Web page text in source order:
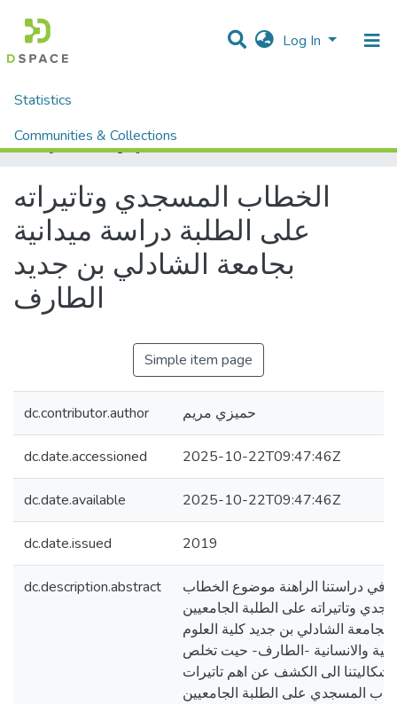
Log In
Statistics
Communities & Collections
Home
الخطاب المسجدي وتاتيراته على الطلبة دراسة ميدانية بجامعة الشادلي بن جديد الطارف
الخطاب المسجدي وتاتيراته
على الطلبة دراسة ميدانية
بجامعة الشادلي بن جديد
الطارف
Simple item page
dc.contributor.author حميزي مريم
dc.date.accessioned 2025-10-22T09:47:46Z
dc.date.available 2025-10-22T09:47:46Z
dc.date.issued 2019
dc.description.abstract
في دراستنا الراهنة موضوع الخطاب
وتاتيراته على الطلبة الجامعيين
بجامعة الشادلي بن جديد كلية العلوم
والانسانية -الطارف- حيت تخلص
اشكاليتنا الى الكشف عن اهم تاتيرات
المسجدي على الطلبة الجامعيين